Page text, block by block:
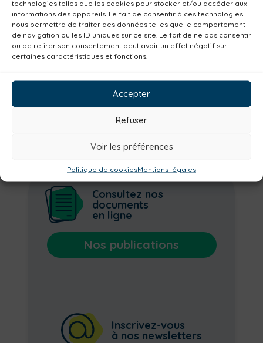
technologies telles que les cookies pour stocker et/ou accéder aux
informations des appareils. Le fait de consentir à ces technologies
nous permettra de traiter des données telles que le comportement
de navigation ou les ID uniques sur ce site. Le fait de ne pas consentir
ou de retirer son consentement peut avoir un effet négatif sur
certaines caractéristiques et fonctions.
Accepter
Refuser
Voir les préférences
Politique de cookiesMentions légales
Seniors
Loisirs Magazine
Parents
Bibliothèques
Déchèteries
Familles
Institutionnel
Culture
Non classé
Solidarité
Tourisme
Centre aquatique
Environnement
Mobilité
Petite enfance
Plan climat Alimentation
Consultez nos
documents
en ligne
Nos publications
Inscrivez-vous
à nos newsletters